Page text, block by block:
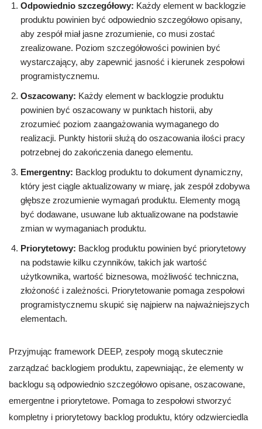
Odpowiednio szczegółowy: Każdy element w backlogzie
produktu powinien być odpowiednio szczegółowo opisany,
aby zespół miał jasne zrozumienie, co musi zostać
zrealizowane. Poziom szczegółowości powinien być
wystarczający, aby zapewnić jasność i kierunek zespołowi
programistycznemu.
Oszacowany: Każdy element w backlogzie produktu
powinien być oszacowany w punktach historii, aby
zrozumieć poziom zaangażowania wymaganego do
realizacji. Punkty historii służą do oszacowania ilości pracy
potrzebnej do zakończenia danego elementu.
Emergentny: Backlog produktu to dokument dynamiczny,
który jest ciągle aktualizowany w miarę, jak zespół zdobywa
głębsze zrozumienie wymagań produktu. Elementy mogą
być dodawane, usuwane lub aktualizowane na podstawie
zmian w wymaganiach produktu.
Priorytetowy: Backlog produktu powinien być priorytetowy
na podstawie kilku czynników, takich jak wartość
użytkownika, wartość biznesowa, możliwość techniczna,
złożoność i zależności. Priorytetowanie pomaga zespołowi
programistycznemu skupić się najpierw na najważniejszych
elementach.
Przyjmując framework DEEP, zespoły mogą skutecznie
zarządzać backlogiem produktu, zapewniając, że elementy w
backlogu są odpowiednio szczegółowo opisane, oszacowane,
emergentne i priorytetowe. Pomaga to zespołowi stworzyć
kompletny i priorytetowy backlog produktu, który odzwierciedla